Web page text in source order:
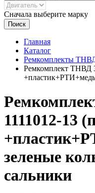
Сначала выберите марку
Поиск
Главная
Каталог
Ремкомплекты
Ремкомплект ТНВД
1111012-13
зеленые
сальники